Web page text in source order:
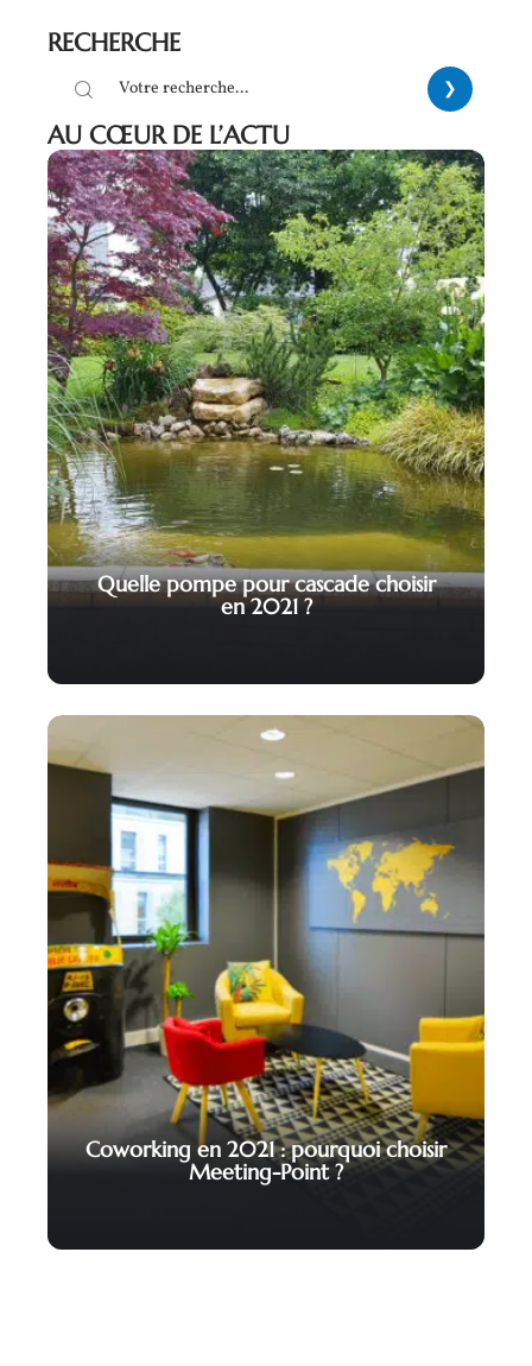
RECHERCHE
AU CŒUR DE L’ACTU
Quelle pompe pour cascade choisir
en 2021 ?
Coworking en 2021 : pourquoi choisir
Meeting-Point ?